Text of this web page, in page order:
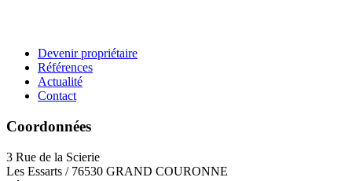
Devenir propriétaire
Références
Actualité
Contact
Coordonnées
3 Rue de la Scierie
Les Essarts / 76530 GRAND COURONNE